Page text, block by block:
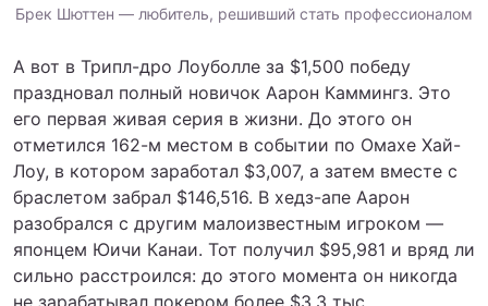
Брек Шюттен — любитель, решивший стать профессионалом
А вот в Трипл-дро Лоуболле за $1,500 победу
праздновал полный новичок Аарон Каммингз. Это
его первая живая серия в жизни. До этого он
отметился 162-м местом в событии по Омахе Хай-
Лоу, в котором заработал $3,007, а затем вместе с
браслетом забрал $146,516. В хедз-апе Аарон
разобрался с другим малоизвестным игроком —
японцем Юичи Канаи. Тот получил $95,981 и вряд ли
сильно расстроился: до этого момента он никогда
не зарабатывал покером более $3.3 тыс.